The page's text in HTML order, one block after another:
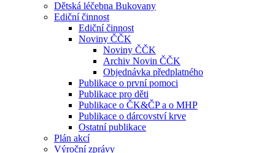
Dětská léčebna Bukovany
Ediční činnost
Ediční činnost
Noviny ČČK
Noviny ČČK
Archiv Novin ČČK
Objednávka předplatného
Publikace o první pomoci
Publikace pro děti
Publikace o ČK&ČP a o MHP
Publikace o dárcovství krve
Ostatní publikace
Plán akcí
Výroční zprávy